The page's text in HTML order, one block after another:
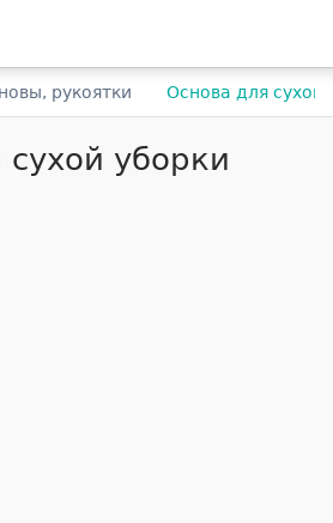
рукоятки Основа для сухой
уборки